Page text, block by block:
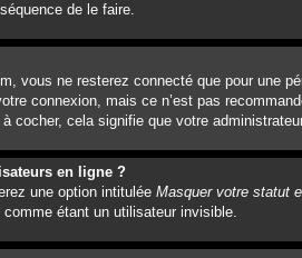
de le faire.
vous ne resterez connecté que pour une
connexion, mais ce n’est pas
cela signifie que votre
en ligne ?
une option intitulée Masquer votre statut
étant un utilisateur invisible.